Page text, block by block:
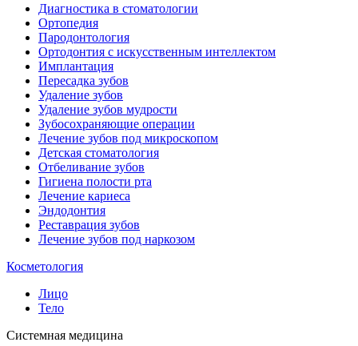
Диагностика в стоматологии
Ортопедия
Пародонтология
Ортодонтия с искусственным интеллектом
Имплантация
Пересадка зубов
Удаление зубов
Удаление зубов мудрости
Зубосохраняющие операции
Лечение зубов под микроскопом
Детская стоматология
Отбеливание зубов
Гигиена полости рта
Лечение кариеса
Эндодонтия
Реставрация зубов
Лечение зубов под наркозом
Косметология
Лицо
Тело
Системная медицина